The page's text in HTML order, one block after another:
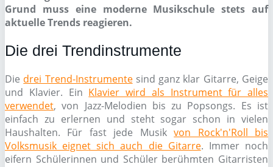
Grund muss eine moderne Musikschule stets auf
aktuelle Trends reagieren.
Die drei Trendinstrumente
Die drei Trend-Instrumentesind ganz klar Gitarre, Geige
und Klavier. Ein Klavier wird als Instrument für alles
verwendet, von Jazz-Melodien bis zu Popsongs. Es ist
einfach zu erlernen und steht sogar schon in vielen
Haushalten. Für fast jede Musikvon Rock'n'Roll bis
Volksmusik eignet sich auch die Gitarre. Immer noch
eifern Schülerinnen und Schüler berühmten Gitarristen